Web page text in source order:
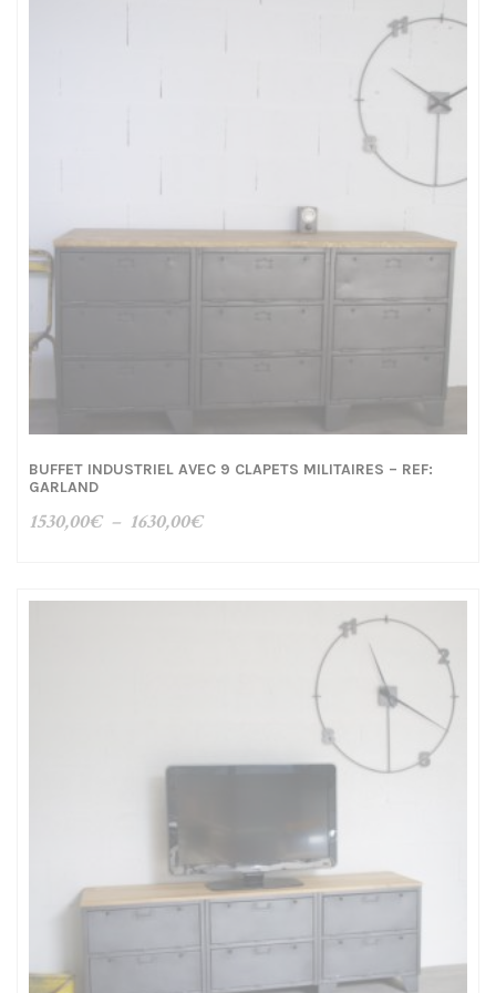
BUFFET INDUSTRIEL AVEC 9 CLAPETS MILITAIRES – REF:
GARLAND
1530,00€ – 1630,00€Plage
1530,00€